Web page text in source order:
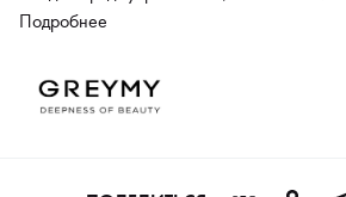
проникают в структуру самого
подверженных частым окрашиваниям,
непослушным и сухим. Косметическое
Подробнее